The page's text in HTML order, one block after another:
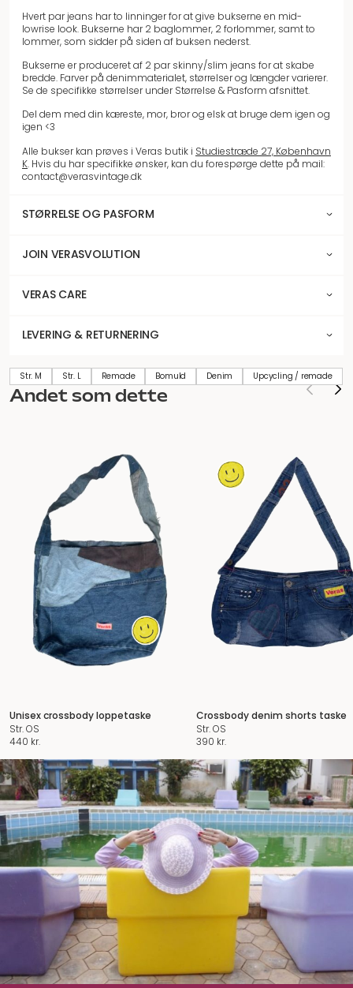
Hvert par jeans har to linninger for at give bukserne en mid-
lowrise look. Bukserne har 2 baglommer, 2 forlommer, samt to
lommer, som sidder på siden af buksen nederst.
Bukserne er produceret af 2 par skinny/slim jeans for at skabe
bredde. Farver på denimmaterialet, størrelser og længder varierer.
Se de specifikke størrelser under Størrelse & Pasform afsnittet.
Del dem med din kæreste, mor, bror og elsk at bruge dem igen og
igen <3
Alle bukser kan prøves i Veras butik i Studiestræde 27, København
K. Hvis du har specifikke ønsker, kan du forespørge dette på mail:
contact@verasvintage.dk
STØRRELSE OG PASFORM
JOIN VERASVOLUTION
VERAS CARE
LEVERING & RETURNERING
Str. M Str. L Remade Bomuld Denim Upcycling / remade
Andet som dette
Unisex crossbody loppetaske
Str. OS
440 kr.
Crossbody denim shorts taske
Str. OS
390 kr.